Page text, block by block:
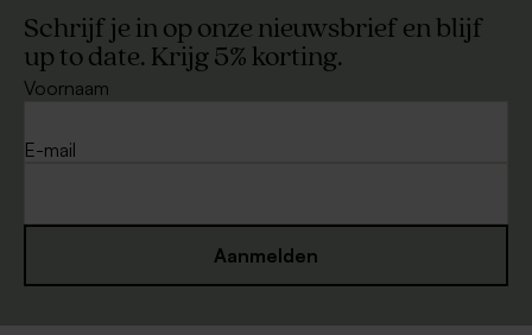
Schrijf je in op onze nieuwsbrief en blijf
up to date. Krijg 5% korting.
Voornaam
E-mail
Aanmelden